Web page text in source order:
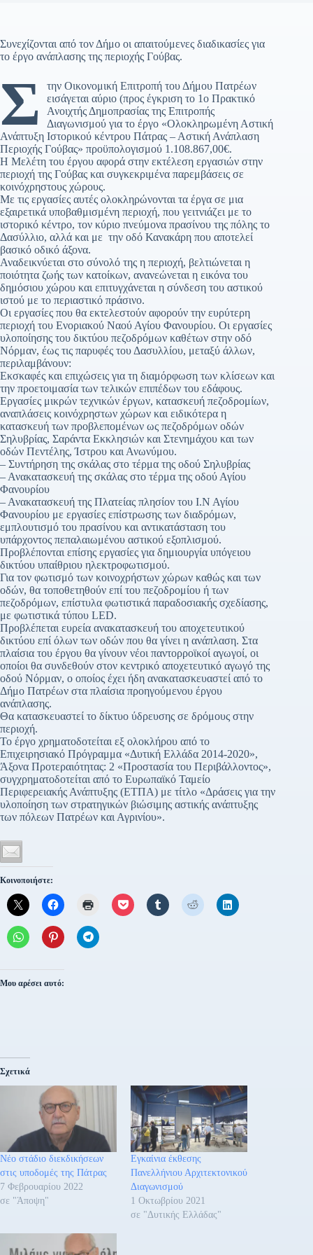
Συνεχίζονται από τον Δήμο οι απαιτούμενες διαδικασίες για
το έργο ανάπλασης της περιοχής Γούβας.
Σ
την Οικονομική Επιτροπή του Δήμου Πατρέων
εισάγεται αύριο (προς έγκριση το 1ο Πρακτικό
Ανοιχτής Δημοπρασίας της Επιτροπής
Διαγωνισμού για το έργο «Ολοκληρωμένη Αστική
Ανάπτυξη Ιστορικού κέντρου Πάτρας – Αστική Ανάπλαση
Περιοχής Γούβας» προϋπολογισμού 1.108.867,00€.
Η Μελέτη του έργου αφορά στην εκτέλεση εργασιών στην
περιοχή της Γούβας και συγκεκριμένα παρεμβάσεις σε
κοινόχρηστους χώρους.
Με τις εργασίες αυτές ολοκληρώνονται τα έργα σε μια
εξαιρετικά υποβαθμισμένη περιοχή, που γειτνιάζει με το
ιστορικό κέντρο, τον κύριο πνεύμονα πρασίνου της πόλης το
Δασύλλιο, αλλά και με την οδό Κανακάρη που αποτελεί
βασικό οδικό άξονα.
Αναδεικνύεται στο σύνολό της η περιοχή, βελτιώνεται η
ποιότητα ζωής των κατοίκων, ανανεώνεται η εικόνα του
δημόσιου χώρου και επιτυγχάνεται η σύνδεση του αστικού
ιστού με το περιαστικό πράσινο.
Οι εργασίες που θα εκτελεστούν αφορούν την ευρύτερη
περιοχή του Ενοριακού Ναού Αγίου Φανουρίου. Οι εργασίες
υλοποίησης του δικτύου πεζοδρόμων καθέτων στην οδό
Νόρμαν, έως τις παρυφές του Δασυλλίου, μεταξύ άλλων,
περιλαμβάνουν:
Εκσκαφές και επιχώσεις για τη διαμόρφωση των κλίσεων και
την προετοιμασία των τελικών επιπέδων του εδάφους.
Εργασίες μικρών τεχνικών έργων, κατασκευή πεζοδρομίων,
αναπλάσεις κοινόχρηστων χώρων και ειδικότερα η
κατασκευή των προβλεπομένων ως πεζοδρόμων οδών
Σηλυβρίας, Σαράντα Εκκλησιών και Στενημάχου και των
οδών Πεντέλης, Ίστρου και Ανωνύμου.
– Συντήρηση της σκάλας στο τέρμα της οδού Σηλυβρίας
– Ανακατασκευή της σκάλας στο τέρμα της οδού Αγίου
Φανουρίου
– Ανακατασκευή της Πλατείας πλησίον του Ι.Ν Αγίου
Φανουρίου με εργασίες επίστρωσης των διαδρόμων,
εμπλουτισμό του πρασίνου και αντικατάσταση του
υπάρχοντος πεπαλαιωμένου αστικού εξοπλισμού.
Προβλέπονται επίσης εργασίες για δημιουργία υπόγειου
δικτύου υπαίθριου ηλεκτροφωτισμού.
Για τον φωτισμό των κοινοχρήστων χώρων καθώς και των
οδών, θα τοποθετηθούν επί του πεζοδρομίου ή των
πεζοδρόμων, επίστυλα φωτιστικά παραδοσιακής σχεδίασης,
με φωτιστικά τύπου LED.
Προβλέπεται ευρεία ανακατασκευή του αποχετευτικού
δικτύου επί όλων των οδών που θα γίνει η ανάπλαση. Στα
πλαίσια του έργου θα γίνουν νέοι παντορροϊκοί αγωγοί, οι
οποίοι θα συνδεθούν στον κεντρικό αποχετευτικό αγωγό της
οδού Νόρμαν, ο οποίος έχει ήδη ανακατασκευαστεί από το
Δήμο Πατρέων στα πλαίσια προηγούμενου έργου
ανάπλασης.
Θα κατασκευαστεί το δίκτυο ύδρευσης σε δρόμους στην
περιοχή.
Το έργο χρηματοδοτείται εξ ολοκλήρου από το
Επιχειρησιακό Πρόγραμμα «Δυτική Ελλάδα 2014-2020»,
Άξονα Προτεραιότητας: 2 «Προστασία του Περιβάλλοντος»,
συγχρηματοδοτείται από το Ευρωπαϊκό Ταμείο
Περιφερειακής Ανάπτυξης (ΕΤΠΑ) με τίτλο «Δράσεις για την
υλοποίηση των στρατηγικών βιώσιμης αστικής ανάπτυξης
των πόλεων Πατρέων και Αγρινίου».
Κοινοποιήστε:
Μου αρέσει αυτό:
Σχετικά
Νέο στάδιο διεκδικήσεων
στις υποδομές της Πάτρας
7 Φεβρουαρίου 2022
σε "Άποψη"
Εγκαίνια έκθεσης
Πανελλήνιου Αρχιτεκτονικού
Διαγωνισμού
1 Οκτωβρίου 2021
σε "Δυτικής Ελλάδας"